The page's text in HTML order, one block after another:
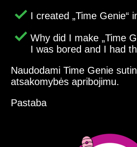
I created Time Genie
Why did I make Time
I was bored and I had
Naudodami Time Genie
atsakomybės apribojimu.
Pastaba